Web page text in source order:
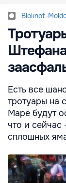
Bloknot-
Есть все
тротуары на
Маре будут
что и сейчас
сплошных